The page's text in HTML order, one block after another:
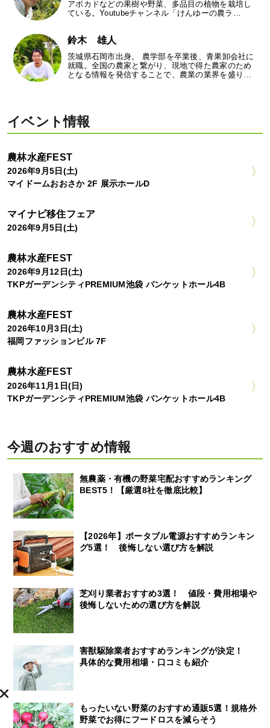
アボカドなどの果樹や野菜、多品目の植物を栽培し
ている。Youtubeチャンネル「けんゆーの農ラ…
鈴木 雄人
茨城県石岡市出身。 農学部を卒業後、青果卸会社に
就職。全国の農家と繋がり、現地で得た農家のため
となる情報を発信することで、農業の業界を盛り…
イベント情報
農林水産FEST
2026年9月5日(土)
マイドームおおさか 2F 展示ホールD
マイナビ移住フェア
2026年9月5日(土)
農林水産FEST
2026年9月12日(土)
TKPガーデンシティPREMIUM池袋 バンケットホール4B
農林水産FEST
2026年10月3日(土)
福岡ファッションビル 7F
農林水産FEST
2026年11月1日(日)
TKPガーデンシティPREMIUM池袋 バンケットホール4B
今週のおすすめ情報
無農薬・有機の野菜宅配おすすめランキング
BEST5！【厳選8社を徹底比較】
【2026年】ポータブル電源おすすめランキン
グ5選！ 後悔しない選び方を解説
芝刈り業者おすすめ3選！ 値段・費用相場や
後悔しないための選び方を解説
害獣駆除業者おすすめランキングが決定！
具体的な費用相場・口コミも紹介
もったいない野菜のおすすめ通販5選！規格外
野菜でお得にフードロスを減らそう